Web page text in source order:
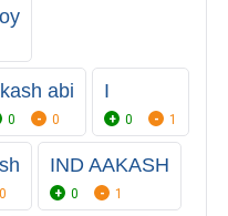
abi
0 0
I
0 1
0
IND AAKASH
0 1